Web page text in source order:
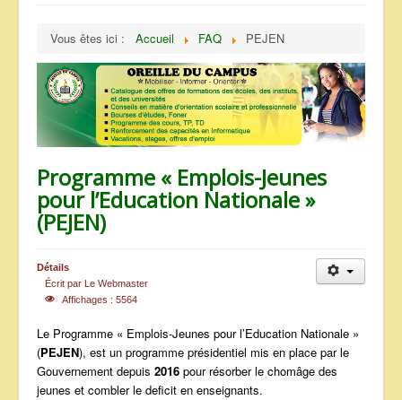
REPERTOIRE
QUI SOMMES NOUS ?
NOS SERVICES
FAQ
TELECHARGEMENTS
ANNONCES
Vous êtes ici : Accueil FAQ PEJEN
Programme « Emplois-Jeunes
pour l’Education Nationale »
(PEJEN)
Détails
Écrit par Le Webmaster
Affichages : 5564
Le Programme « Emplois-Jeunes pour l’Education Nationale »
(PEJEN), est un programme présidentiel mis en place par le
Gouvernement depuis 2016 pour résorber le chomâge des
jeunes et combler le deficit en enseignants.